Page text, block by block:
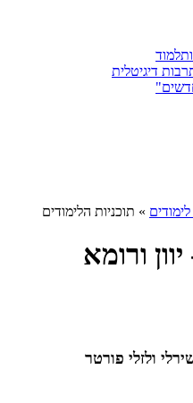
דיגיטלית
» תוכניות הלימודים
ורומא
ולזלי פורטר